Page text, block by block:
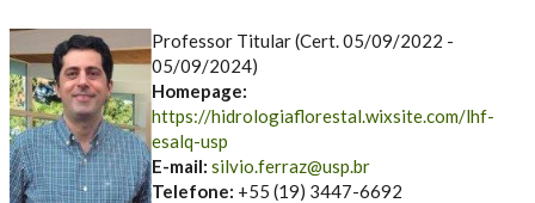
Professor Titular (Cert. 05/09/2022 -
05/09/2024)
Homepage:
https://hidrologiaflorestal.wixsite.com/lhf-
esalq-usp
E-mail: silvio.ferraz@usp.br
Telefone: +55 (19) 3447-6692